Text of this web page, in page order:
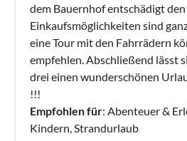
dem Bauernhof entschädigt den
Einkaufsmöglichkeiten sind
eine Tour mit den Fahrrädern
empfehlen. Abschließend lässt
drei einen wunderschönen
!!!
Empfohlen für: Abenteuer &
Kindern, Strandurlaub